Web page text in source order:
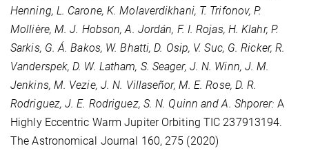
Henning, L. Carone, K. Molaverdikhani, T. Trifonov, P.
Mollière, M. J. Hobson, A. Jordán, F. I. Rojas, H. Klahr, P.
Sarkis, G. Á. Bakos, W. Bhatti, D. Osip, V. Suc, G. Ricker, R.
Vanderspek, D. W. Latham, S. Seager, J. N. Winn, J. M.
Jenkins, M. Vezie, J. N. Villaseñor, M. E. Rose, D. R.
Rodriguez, J. E. Rodriguez, S. N. Quinn and A. Shporer: A
Highly Eccentric Warm Jupiter Orbiting TIC 237913194.
The Astronomical Journal 160, 275 (2020)